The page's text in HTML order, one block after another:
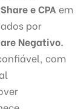
e CPA em
por
Negativo.
com